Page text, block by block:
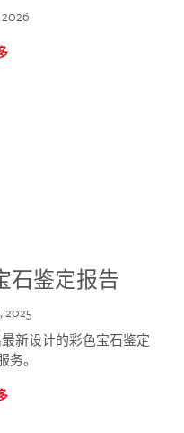
2026
石鉴定报告
2025
新设计的彩色宝石鉴定
务。